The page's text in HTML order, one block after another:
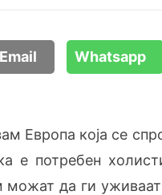
Email Whatsapp
Европа која се
е потребен
можат да ги